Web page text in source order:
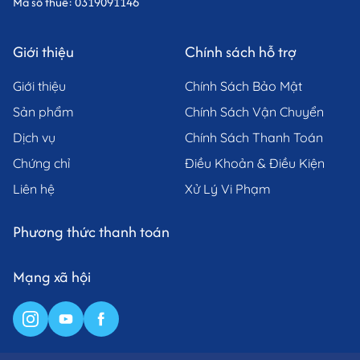
II. Giá trị dinh dưỡng của Cá Bớp
Theo các chuyên gia dinh dưỡng, 100g Cá cung cấp
Giới thiệu
Giới thiệu
Sản phẩm
Dịch vụ
Chứng chỉ
Liên hệ
Chính sách hỗ trợ
Chính Sách Bảo Mật
Chính Sách Vận Chuyển
Chính Sách Thanh Toán
Điều Khoản & Điều Kiện
Xử Lý Vi Phạm
Phương thức thanh toán
Mạng xã hội